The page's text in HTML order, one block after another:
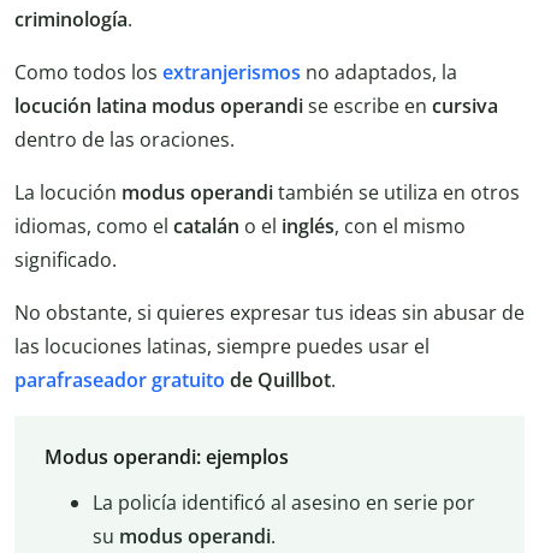
criminología.
Como todos los extranjerismos no adaptados, la
locución latina modus operandise escribe en cursiva
dentro de las oraciones.
La locución modus operanditambién se utiliza en otros
idiomas, como el catalán o el inglés, con el mismo
significado.
No obstante, si quieres expresar tus ideas sin abusar de
las locuciones latinas, siempre puedes usar el
parafraseador gratuito de Quillbot.
Modus operandi: ejemplos
La policía identificó al asesino en serie por
su modus operandi.